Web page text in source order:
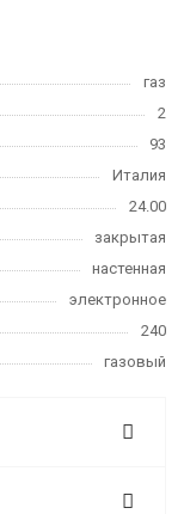
газ
2
93
Италия
24.00
закрытая
настенная
электронное
240
газовый